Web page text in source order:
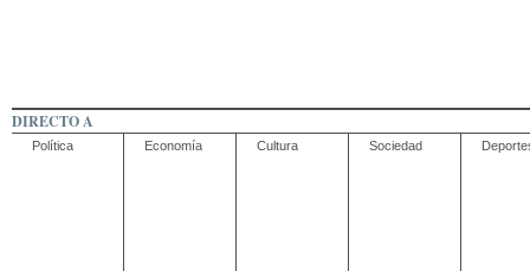
DIRECTO A
Política Economía Cultura Sociedad